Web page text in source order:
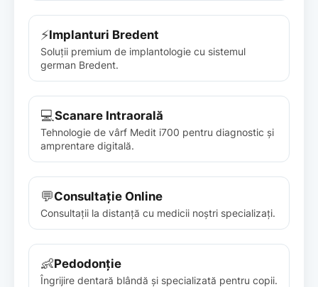
⚡Implanturi Bredent
Soluții premium de implantologie cu sistemul
german Bredent.
💻Scanare Intraorală
Tehnologie de vârf Medit i700 pentru diagnostic și
amprentare digitală.
💬Consultație Online
Consultații la distanță cu medicii noștri specializați.
👶Pedodonție
Îngrijire dentară blândă și specializată pentru copii.